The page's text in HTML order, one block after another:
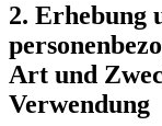
2. Erhebung
Art und
Verwendung